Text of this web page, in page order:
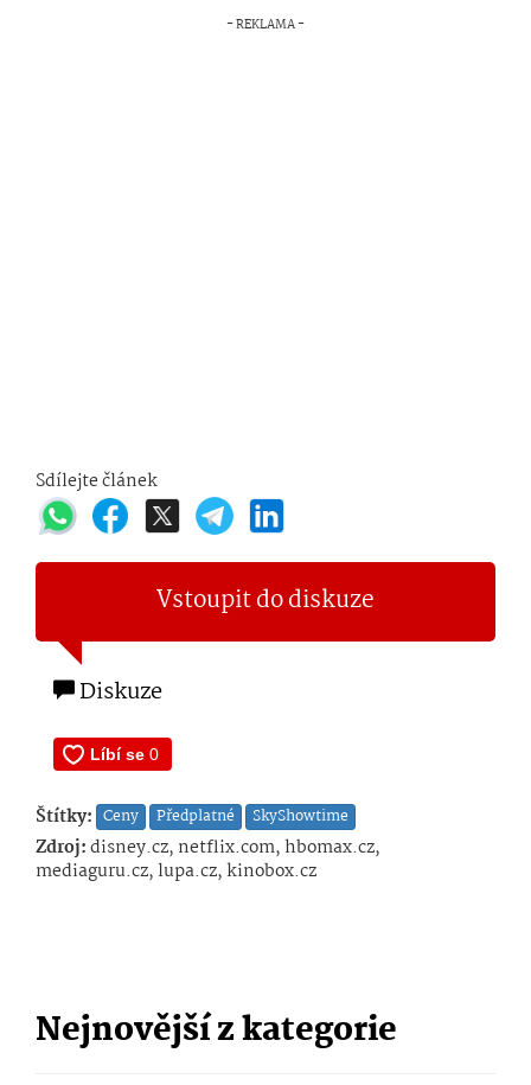
Sdílejte článek
Vstoupit do diskuze
Diskuze
Štítky: Ceny Předplatné SkyShowtime
Zdroj:disney.cz, netflix.com, hbomax.cz,
mediaguru.cz, lupa.cz, kinobox.cz
Nejnovější z kategorie